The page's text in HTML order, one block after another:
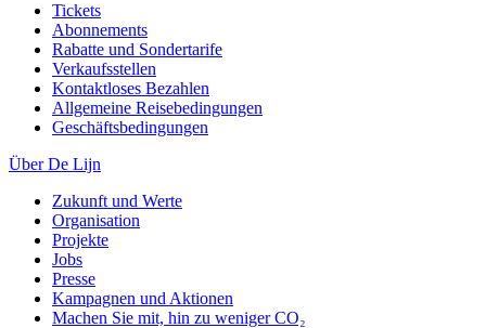
Tickets
Abonnements
Rabatte und Sondertarife
Verkaufsstellen
Kontaktloses Bezahlen
Allgemeine Reisebedingungen
Geschäftsbedingungen
Über De Lijn
Zukunft und Werte
Organisation
Projekte
Jobs
Presse
Kampagnen und Aktionen
Machen Sie mit, hin zu weniger CO₂